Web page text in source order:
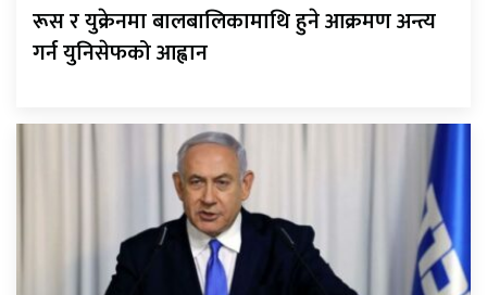
रूस र युक्रेनमा बालबालिकामाथि हुने आक्रमण अन्त्य
गर्न युनिसेफको आह्वान